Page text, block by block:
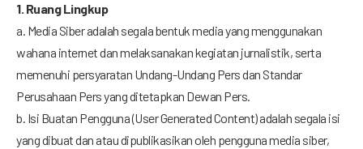
1. Ruang Lingkup
a. Media Siber adalah segala bentuk media yang menggunakan
wahana internet dan melaksanakan kegiatan jurnalistik, serta
memenuhi persyaratan Undang-Undang Pers dan Standar
Perusahaan Pers yang ditetapkan Dewan Pers.
b. Isi Buatan Pengguna (User Generated Content) adalah segala isi
yang dibuat dan atau dipublikasikan oleh pengguna media siber,